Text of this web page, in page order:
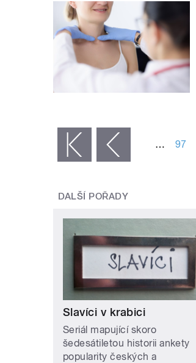
‹ předchozí … 97
DALŠÍ POŘADY
Slavíci v krabici
Seriál mapující skoro
šedesátiletou historii ankety
popularity českých a